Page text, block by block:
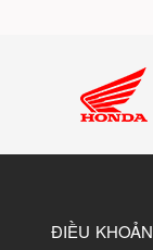
ĐIỀU KHOẢN